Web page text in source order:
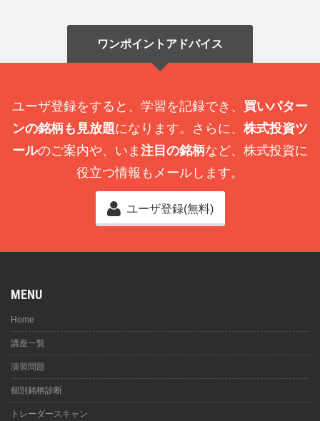
ワンポイントアドバイス
ユーザ登録をすると、学習を記録でき、 買いパター
ンの銘柄も見放題になります。さらに、 株式投資ツ
ールのご案内や、いま 注目の銘柄など、株式投資に
役立つ情報もメールします。
ユーザ登録(無料)
MENU
Home
講座一覧
演習問題
個別銘柄診断
トレーダースキャン